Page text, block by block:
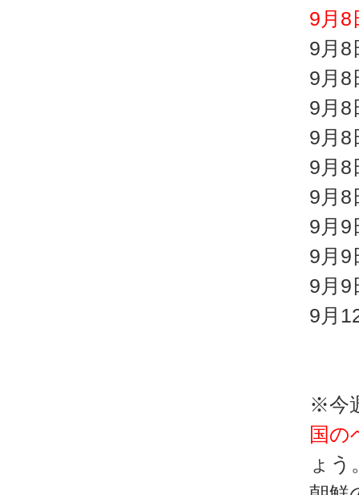
9月8
9月8
9月8
9月8
9月8
9月8
9月8
9月9
9月9
9月9
9月
※今
国の
ょう